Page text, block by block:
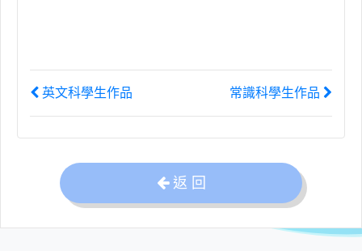
英文科學生作品 常識科學生作品
返 回